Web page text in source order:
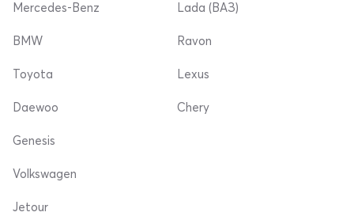
Mercedes-Benz Lada (ВАЗ)
BMW
Toyota
Daewoo
Ravon
Lexus
Chery
Genesis
Volkswagen
Jetour